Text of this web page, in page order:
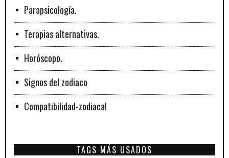
Parapsicología.
Terapias alternativas.
Horóscopo.
Signos del zodiaco
Compatibilidad-zodiacal
TAGS MÁS USADOS